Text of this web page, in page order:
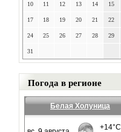
10 11 12 13 14 15
17 18 19 20 21 22
24 25 26 27 28 29
31
Погода в регионе
Белая Холуница